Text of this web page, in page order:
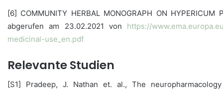
[6] COMMUNITY HERBAL MONOGRAPH ON
abgerufen am 23.02.2021 von https://
medicinal-use_en.pdf
Relevante Studien
[S1] Pradeep, J. Nathan et. al., The